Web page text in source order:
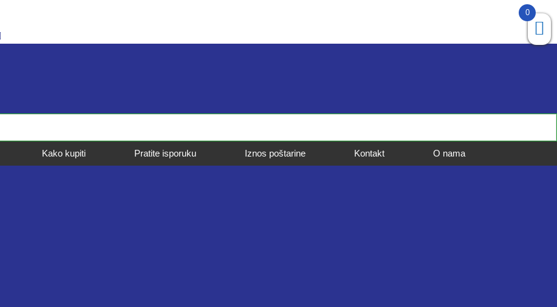
Kako kupiti Pratite isporuku Iznos poštarine Kontakt O nama
0